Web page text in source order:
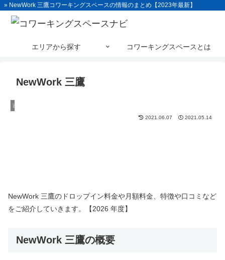
» NewWork 三鷹コワーキングスペースの情報のまとめ【2023年最新】
エリアから探す コワーキングスペースとは
NewWork 三鷹
吉祥寺
2021.06.07 2021.05.14
NewWork 三鷹のドロップイン料金や月額料金、特徴や口コミなど
をご紹介していきます。【2026 年度】
NewWork 三鷹の概要